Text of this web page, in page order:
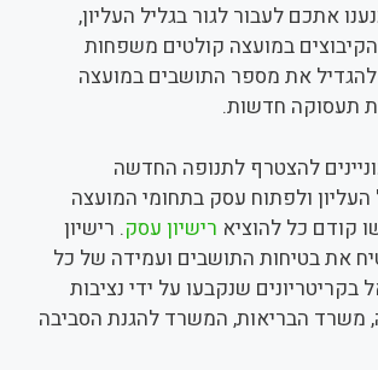
אתכם לעבור לגור בגליל העליון,
במועצה קולטים משפחות
את מספר התושבים במועצה
תעסוקה חדשות.
להצטרף לתנופה החדשה
העליון ולפתוח עסק בתחומי המועצה
קודם כל להוציא רישיון עסק. רישיון
את בטיחות התושבים ועמידה של כל
שנקבעו על ידי נציבות
משרד הבריאות, המשרד להגנת הסביבה